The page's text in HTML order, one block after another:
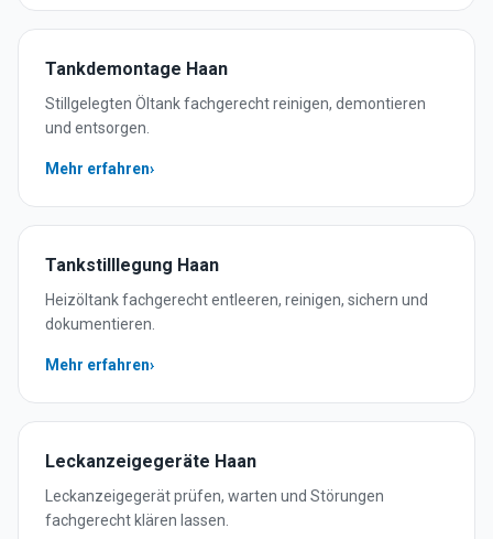
Tankdemontage Haan
Stillgelegten Öltank fachgerecht reinigen, demontieren
und entsorgen.
Mehr erfahren›
Tankstilllegung Haan
Heizöltank fachgerecht entleeren, reinigen, sichern und
dokumentieren.
Mehr erfahren›
Leckanzeigegeräte Haan
Leckanzeigegerät prüfen, warten und Störungen
fachgerecht klären lassen.